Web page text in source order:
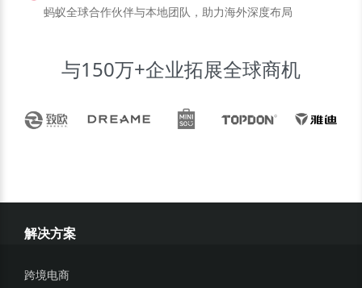
蚂蚁全球合作伙伴与本地团队，助力海外深度布局
与150万+企业拓展全球商机
解决方案
跨境电商